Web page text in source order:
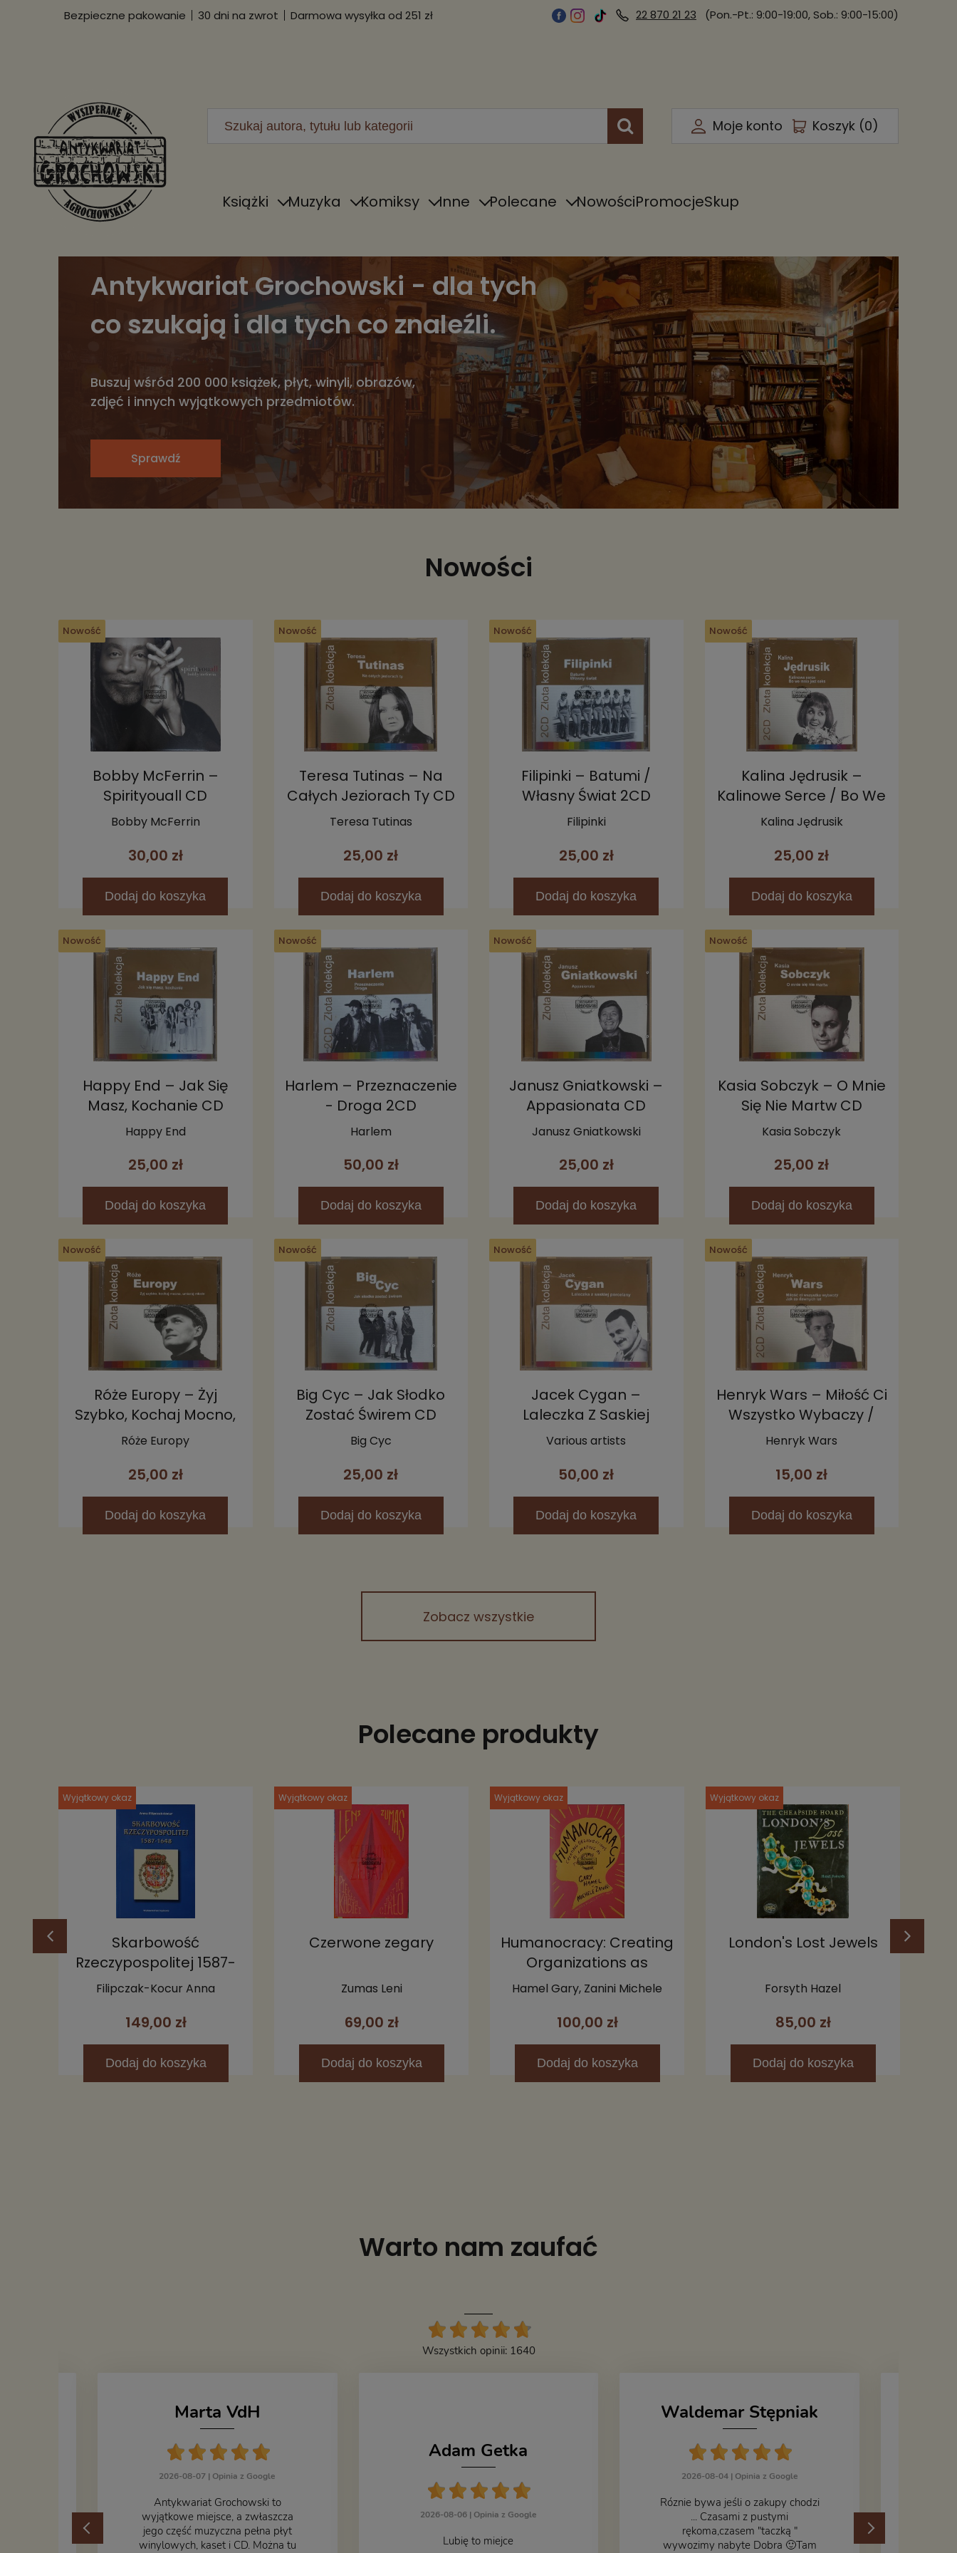
Bezpieczne pakowanie 30 dni na zwrot Darmowa wysyłka od 251 zł 22 870 21 23 (Pon.-Pt.: 9:00-19:00, Sob.: 9:00-15:00)
Moje konto Koszyk (0)
Książki Muzyka Komiksy Inne Polecane NowościPromocjeSkup
Antykwariat Grochowski - dla tych
co szukają i dla tych co znaleźli.
Buszuj wśród 200 000 książek, płyt, winyli, obrazów,
zdjęć i innych wyjątkowych przedmiotów.
Sprawdź
Nowości
Nowość
Bobby McFerrin –
Spirityouall CD
Bobby McFerrin
30,00 zł
Dodaj do koszyka
Nowość
Teresa Tutinas – Na
Całych Jeziorach Ty CD
Teresa Tutinas
25,00 zł
Dodaj do koszyka
Nowość
Filipinki – Batumi /
Własny Świat 2CD
Filipinki
25,00 zł
Dodaj do koszyka
Nowość
Kalina Jędrusik –
Kalinowe Serce / Bo We
Mnie Jest Seks 2CD
Kalina Jędrusik
25,00 zł
Dodaj do koszyka
Nowość
Happy End – Jak Się
Masz, Kochanie CD
Happy End
25,00 zł
Dodaj do koszyka
Nowość
Harlem – Przeznaczenie
- Droga 2CD
Harlem
50,00 zł
Dodaj do koszyka
Nowość
Janusz Gniatkowski –
Appasionata CD
Janusz Gniatkowski
25,00 zł
Dodaj do koszyka
Nowość
Kasia Sobczyk – O Mnie
Się Nie Martw CD
Kasia Sobczyk
25,00 zł
Dodaj do koszyka
Nowość
Róże Europy – Żyj
Szybko, Kochaj Mocno,
Umieraj Młodo CD
Róże Europy
25,00 zł
Dodaj do koszyka
Nowość
Big Cyc – Jak Słodko
Zostać Świrem CD
Big Cyc
25,00 zł
Dodaj do koszyka
Nowość
Jacek Cygan –
Laleczka Z Saskiej
Porcelany CD
Various artists
50,00 zł
Dodaj do koszyka
Nowość
Henryk Wars – Miłość Ci
Wszystko Wybaczy /
Jak Za Dawnych Lat
Henryk Wars
15,00 zł
Dodaj do koszyka
Zobacz wszystkie
Polecane produkty
Wyjątkowy okaz
Skarbowość
Rzeczypospolitej 1587-
1648
Filipczak-Kocur Anna
149,00 zł
Dodaj do koszyka
Wyjątkowy okaz
Czerwone zegary
Zumas Leni
69,00 zł
Dodaj do koszyka
Wyjątkowy okaz
Humanocracy: Creating
Organizations as
Amazing as the People
Hamel Gary, Zanini Michele
100,00 zł
Dodaj do koszyka
Wyjątkowy okaz
London's Lost Jewels
Forsyth Hazel
85,00 zł
Dodaj do koszyka
Warto nam zaufać
Wszystkich opinii: 1640
Marta VdH
2026-08-07 | Opinia z Google
​Antykwariat Grochowski to
wyjątkowe miejsce, a zwłaszcza
jego część muzyczna pełna płyt
winylowych, kaset i CD. Można tu
Adam Getka
2026-08-06 | Opinia z Google
Lubię to miejce
Waldemar Stępniak
2026-08-04 | Opinia z Google
Róznie bywa jeśli o zakupy chodzi
... Czasami z pustymi
rękoma,czasem "taczką "
wywozimy nabyte Dobra 🙂Tam